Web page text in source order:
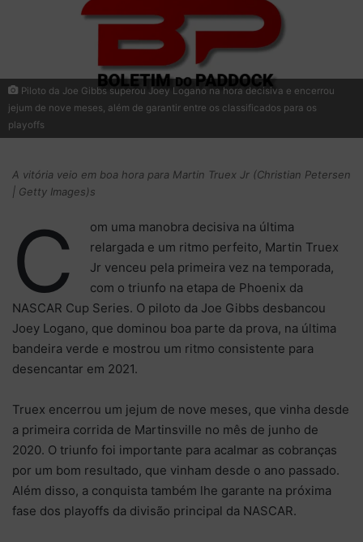
Piloto da Joe Gibbs superou Joey Logano na hora decisiva e encerrou
jejum de nove meses, além de garantir entre os classificados para os
playoffs
A vitória veio em boa hora para Martin Truex Jr (Christian Petersen
| Getty Images)s
C
om uma manobra decisiva na última
relargada e um ritmo perfeito, Martin Truex
Jr venceu pela primeira vez na temporada,
com o triunfo na etapa de Phoenix da
NASCAR Cup Series. O piloto da Joe Gibbs desbancou
Joey Logano, que dominou boa parte da prova, na última
bandeira verde e mostrou um ritmo consistente para
desencantar em 2021.
Truex encerrou um jejum de nove meses, que vinha desde
a primeira corrida de Martinsville no mês de junho de
2020. O triunfo foi importante para acalmar as cobranças
por um bom resultado, que vinham desde o ano passado.
Além disso, a conquista também lhe garante na próxima
fase dos playoffs da divisão principal da NASCAR.